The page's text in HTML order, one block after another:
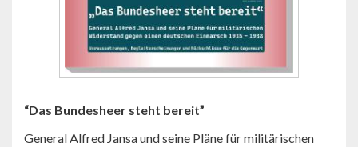
“Das Bundesheer steht bereit”
General Alfred Jansa und seine Pläne für militärischen